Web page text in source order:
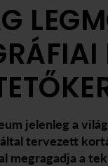
jelenleg a
tervezett
megragadja a